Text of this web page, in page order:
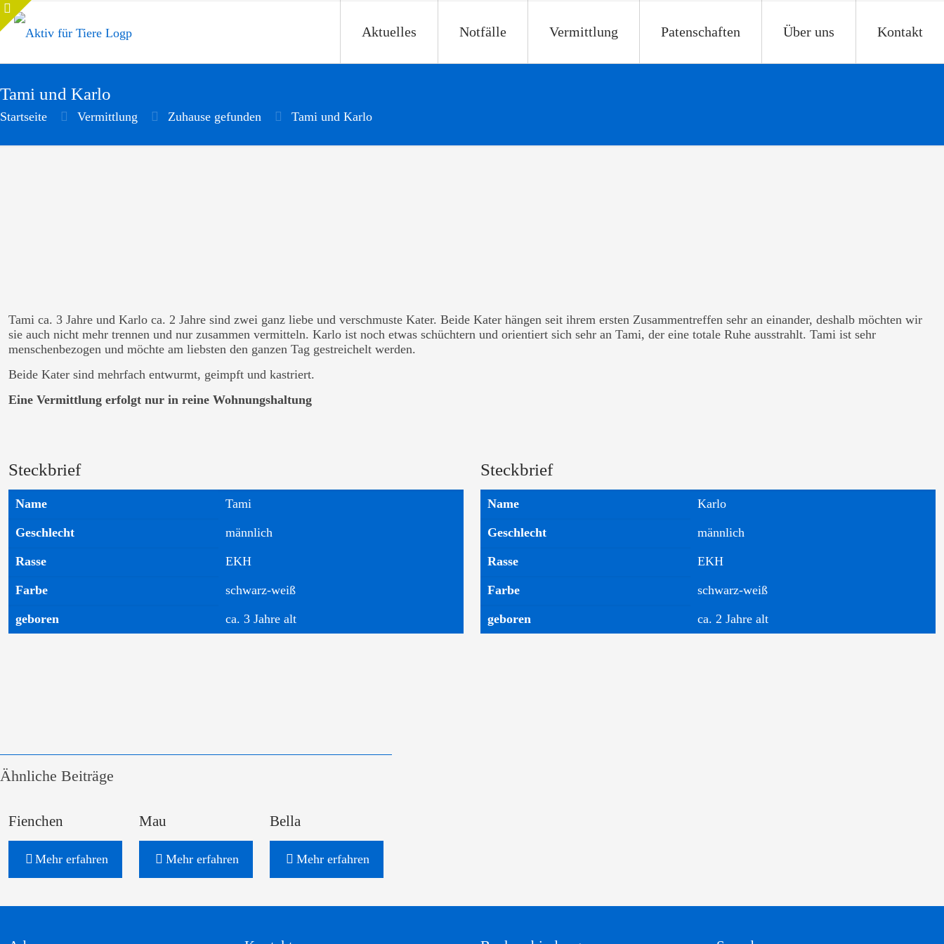
Aktuelles Notfälle Vermittlung Patenschaften Über uns Kontakt
Tami und Karlo
Startseite Vermittlung Zuhause gefunden Tami und Karlo
Tami ca. 3 Jahre und Karlo ca. 2 Jahre sind zwei ganz liebe und verschmuste Kater. Beide Kater hängen seit ihrem ersten Zusammentreffen sehr an einander, deshalb möchten wir
sie auch nicht mehr trennen und nur zusammen vermitteln. Karlo ist noch etwas schüchtern und orientiert sich sehr an Tami, der eine totale Ruhe ausstrahlt. Tami ist sehr
menschenbezogen und möchte am liebsten den ganzen Tag gestreichelt werden.
Beide Kater sind mehrfach entwurmt, geimpft und kastriert.
Eine Vermittlung erfolgt nur in reine Wohnungshaltung
Steckbrief
Name Tami
Geschlecht männlich
Rasse EKH
Farbe schwarz-weiß
geboren ca. 3 Jahre alt
Steckbrief
Name Karlo
Geschlecht männlich
Rasse EKH
Farbe schwarz-weiß
geboren ca. 2 Jahre alt
Ähnliche Beiträge
Fienchen
Mehr erfahren
Mau
Mehr erfahren
Bella
Mehr erfahren